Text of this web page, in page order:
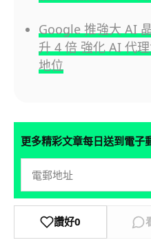
Google 推強大 AI
升 4 倍 強化 AI 代
地位
更多精彩文章每日送到電子
讚好0